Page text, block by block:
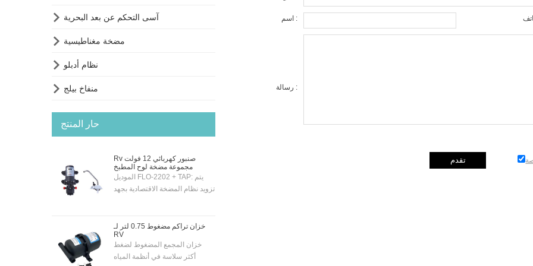
اسم :
رسالة :
 آسى التحكم عن بعد البحرية
 مضخة مغناطيسية
 نظام أدبلو
 منفاخ بيلج
حار المنتج
Rv صنبور كهربائي 12 فولت
مجموعة مضخة لوح المطبخ
الموديل FLO-2202 + TAP: يتم
تزويد نظام المضخة الاقتصادية بجهد
فولت - بحيث يمكن تنشيط
المضخة تلقائيًا عن طريق مفتاح
التبديل الموجود على الصنبور.
المضخة "SELF-PRIMING" لذا
خزان تراكم مضغوط 0.75 لتر لـ
RV
خزان المجمع المضغوط لضغط
أكثر سلاسة في أنظمة المياه